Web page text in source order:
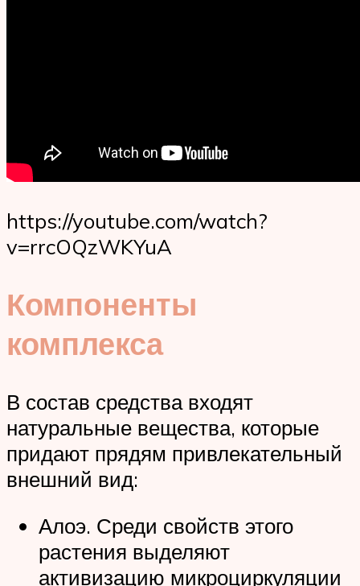
https://youtube.com/watch?
v=rrcOQzWKYuA
Компоненты
комплекса
В состав средства входят
натуральные вещества, которые
придают прядям привлекательный
внешний вид:
Алоэ. Среди свойств этого
растения выделяют
активизацию микроциркуляции